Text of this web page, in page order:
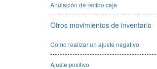
Anulación de recibo caja
Otros movimientos de inventario
Como realizar un ajuste negativo
Ajuste positivo